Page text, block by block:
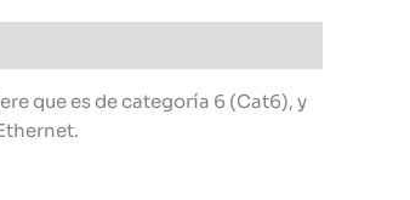
que es de categoría 6 (Cat6), y